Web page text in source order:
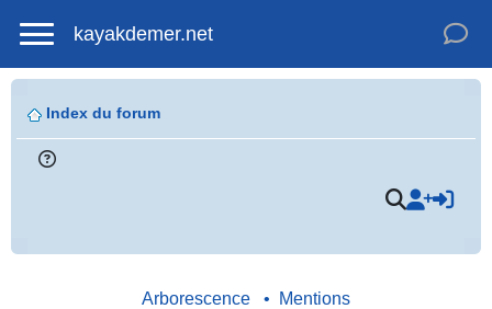
kayakdemer.net
Index du forum
Arborescence •
Mentions